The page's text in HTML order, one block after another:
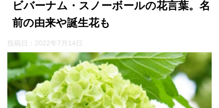
ビバーナム・スノーボールの花言葉。名
前の由来や誕生花も
投稿日： 2022年7月14日